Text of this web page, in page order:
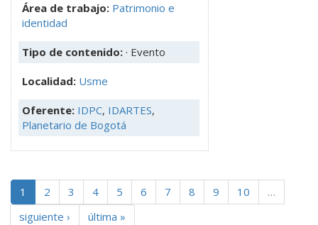
Área de trabajo: Patrimonio e
identidad
Tipo de contenido: · Evento
Localidad: Usme
Oferente: IDPC, IDARTES,
Planetario de Bogotá
1 2 3 4 5 6 7 8 9 10
…
siguiente ›
última »